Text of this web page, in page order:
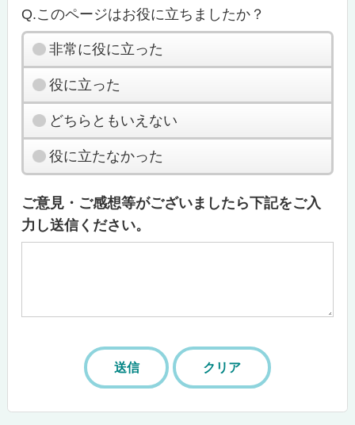
Q.このページはお役に立ちましたか？
非常に役に立った
役に立った
どちらともいえない
役に立たなかった
ご意見・ご感想等がございましたら下記をご入
力し送信ください。